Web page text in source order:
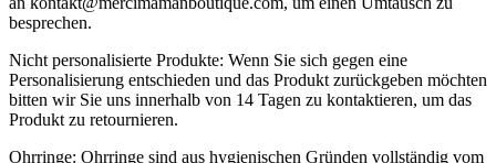
besprechen.
Nicht personalisierte Produkte: Wenn Sie sich gegen eine
Personalisierung entschieden und das Produkt zurückgeben möchten
bitten wir Sie uns innerhalb von 14 Tagen zu kontaktieren, um das
Produkt zu retournieren.
Ohrringe: Ohrringe sind aus hygienischen Gründen vollständig vom